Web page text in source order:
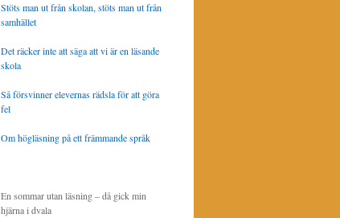
Stöts man ut från skolan, stöts man ut från
samhället
Det räcker inte att säga att vi är en läsande
skola
Så försvinner elevernas rädsla för att göra
fel
Om högläsning på ett främmande språk
En sommar utan läsning – då gick min
hjärna i dvala